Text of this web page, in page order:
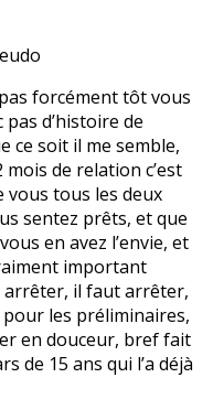
forcément tôt vous
pas d’histoire de
ce soit il me semble,
de relation c’est
vous tous les deux
sentez prêts, et que
en avez l’envie, et
important
arrêter, il faut arrêter,
les préliminaires,
en douceur, bref fait
de 15 ans qui l’a déjà